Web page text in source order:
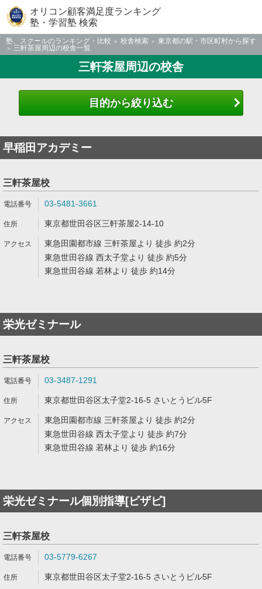
オリコン顧客満足度ランキング
塾・学習塾 検索
塾、スクールのランキング・比較 校舎検索
東京都の駅・市区町村から探す
三軒茶屋周辺の校舎一覧
三軒茶屋周辺の校舎
目的から絞り込む
早稲田アカデミー
三軒茶屋校
03-5481-3661
東京都世田谷区三軒茶屋2-14-10
東急田園都市線 三軒茶屋より 徒歩 約2分
東急世田谷線 西太子堂より 徒歩 約5分
東急世田谷線 若林より 徒歩 約14分
栄光ゼミナール
三軒茶屋校
03-3487-1291
東京都世田谷区太子堂2-16-5 さいとうビル5F
東急田園都市線 三軒茶屋より 徒歩 約2分
東急世田谷線 西太子堂より 徒歩 約7分
東急世田谷線 若林より 徒歩 約16分
栄光ゼミナール個別指導[ビザビ]
三軒茶屋校
03-5779-6267
東京都世田谷区太子堂2-16-5 さいとうビル5F